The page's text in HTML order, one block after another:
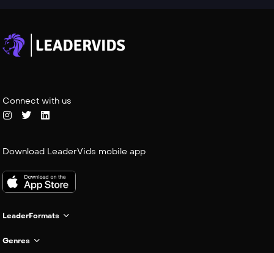
Connect with us
Download LeaderVids mobile app
LeaderFormats
Genres